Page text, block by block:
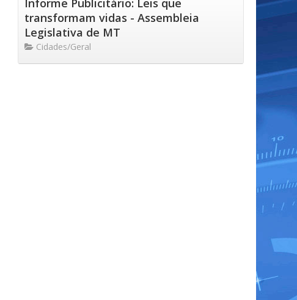
Informe Publicitário: Leis que
transformam vidas - Assembleia
Legislativa de MT
Cidades/Geral